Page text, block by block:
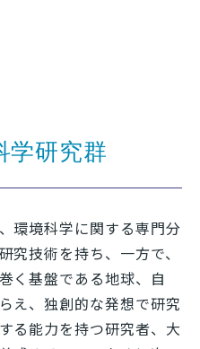
学研究群
環境科学に関する専門分
究技術を持ち、一方で、
く基盤である地球、自
え、独創的な発想で研究
る能力を持つ研究者、大